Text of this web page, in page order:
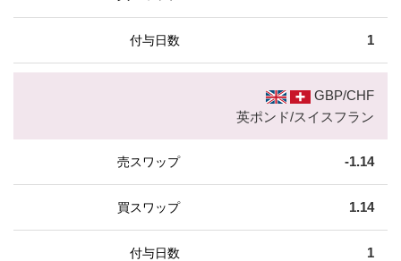
1
GBP/CHF
英ポンド/スイスフラン
-1.14
1.14
1